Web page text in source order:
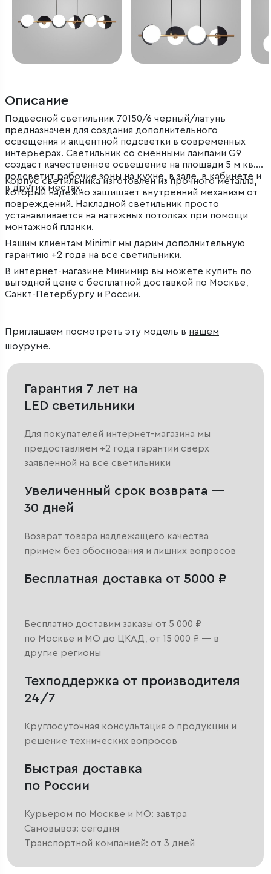
Описание
Подвесной светильник 70150/6 черный/латунь
предназначен для создания дополнительного
освещения и акцентной подсветки в современных
интерьерах. Светильник со сменными лампами G9
создаст качественное освещение на площади 5 м кв. и
подсветит рабочие зоны на кухне, в зале, в кабинете и
в других местах.
Корпус светильника изготовлен из прочного металла,
который надежно защищает внутренний механизм от
повреждений. Накладной светильник просто
устанавливается на натяжных потолках при помощи
монтажной планки.
Нашим клиентам Minimir мы дарим дополнительную
гарантию +2 года на все светильники.
В интернет-магазине Минимир вы можете купить по
выгодной цене с бесплатной доставкой по Москве,
Санкт-Петербургу и России.
Приглашаем посмотреть эту модель в нашем
шоуруме.
Гарантия 7 лет на
LED светильники
Для покупателей интернет-магазина мы
предоставляем +2 года гарантии сверх
заявленной на все светильники
Увеличенный срок возврата —
30 дней
Возврат товара надлежащего качества
примем без обоснования и лишних вопросов
Бесплатная доставка от 5000 ₽
Бесплатно доставим заказы от 5 000 ₽
по Москве и МО до ЦКАД, от 15 000 ₽ — в
другие регионы
Техподдержка от производителя
24/7
Круглосуточная консультация о продукции и
решение технических вопросов
Быстрая доставка
по России
Курьером по Москве и МО: завтра
Самовывоз: сегодня
Транспортной компанией: от 3 дней